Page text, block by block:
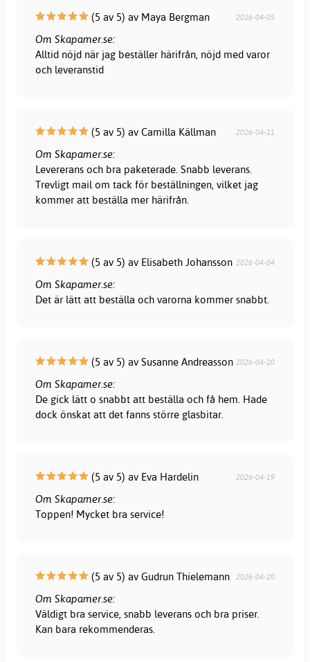
(5 av 5) av Maya Bergman 2026-04-05
Om Skapamer.se:
Alltid nöjd när jag beställer härifrån, nöjd med varor
och leveranstid
(5 av 5) av Camilla Källman 2026-04-11
Om Skapamer.se:
Levererans och bra paketerade. Snabb leverans.
Trevligt mail om tack för beställningen, vilket jag
kommer att beställa mer härifrån.
(5 av 5) av Elisabeth Johansson 2026-04-04
Om Skapamer.se:
Det är lätt att beställa och varorna kommer snabbt.
(5 av 5) av Susanne Andreasson 2026-04-20
Om Skapamer.se:
De gick lätt o snabbt att beställa och få hem. Hade
dock önskat att det fanns större glasbitar.
(5 av 5) av Eva Hardelin 2026-04-19
Om Skapamer.se:
Toppen! Mycket bra service!
(5 av 5) av Gudrun Thielemann 2026-04-20
Om Skapamer.se:
Väldigt bra service, snabb leverans och bra priser.
Kan bara rekommenderas.